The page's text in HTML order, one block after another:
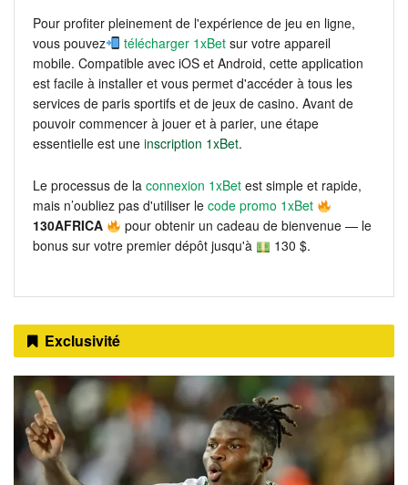
Pour profiter pleinement de l'expérience de jeu en ligne,
vous pouvez
télécharger 1xBet sur votre appareil
mobile. Compatible avec iOS et Android, cette application
est facile à installer et vous permet d'accéder à tous les
services de paris sportifs et de jeux de casino. Avant de
pouvoir commencer à jouer et à parier, une étape
essentielle est une inscription 1xBet.
Le processus de la connexion 1xBet est simple et rapide,
mais n’oubliez pas d'utiliser le code promo 1xBet
130AFRICA
pour obtenir un cadeau de bienvenue — le
bonus sur votre premier dépôt jusqu'à
130 $.
Exclusivité